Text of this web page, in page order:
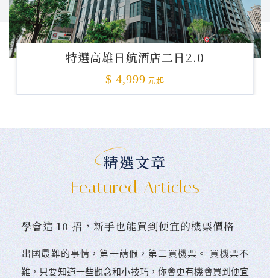
特選高雄日航酒店二日2.0
$ 4,999 元起
精選文章
Featured Articles
學會這 10 招，新手也能買到便宜的機票價格
󠀠出國最難的事情，第一請假，第二買機票。 󠀠買機票不
難，只要知道一些觀念和小技巧，你會更有機會買到便宜